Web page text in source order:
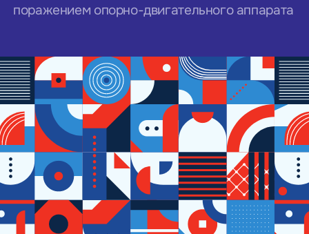
поражением опорно-двигательного аппарата